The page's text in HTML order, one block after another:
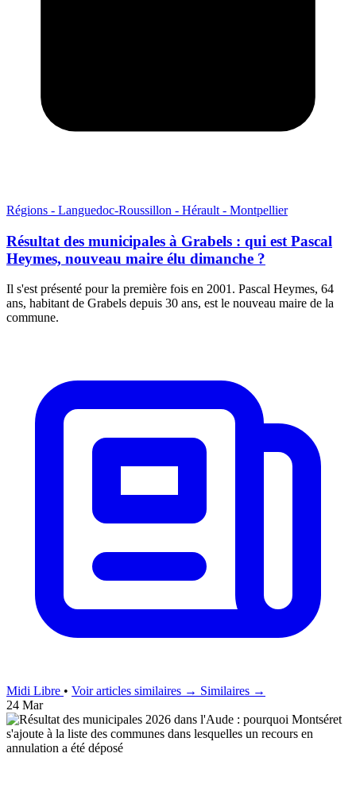
Régions - Languedoc-Roussillon - Hérault - Montpellier
Résultat des municipales à Grabels : qui est Pascal
Heymes, nouveau maire élu dimanche ?
Il s'est présenté pour la première fois en 2001. Pascal Heymes, 64
ans, habitant de Grabels depuis 30 ans, est le nouveau maire de la
commune.
Midi Libre • Voir articles similaires → Similaires →
24 Mar